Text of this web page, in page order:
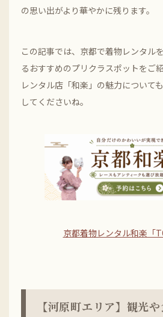
の思い出がより華やかに残ります。
この記事では、京都で着物レンタル
るおすすめのプリクラスポットをご
レンタル店「和楽」の魅力について
してくださいね。
京都着物レンタル和楽「
【河原町エリア】観光